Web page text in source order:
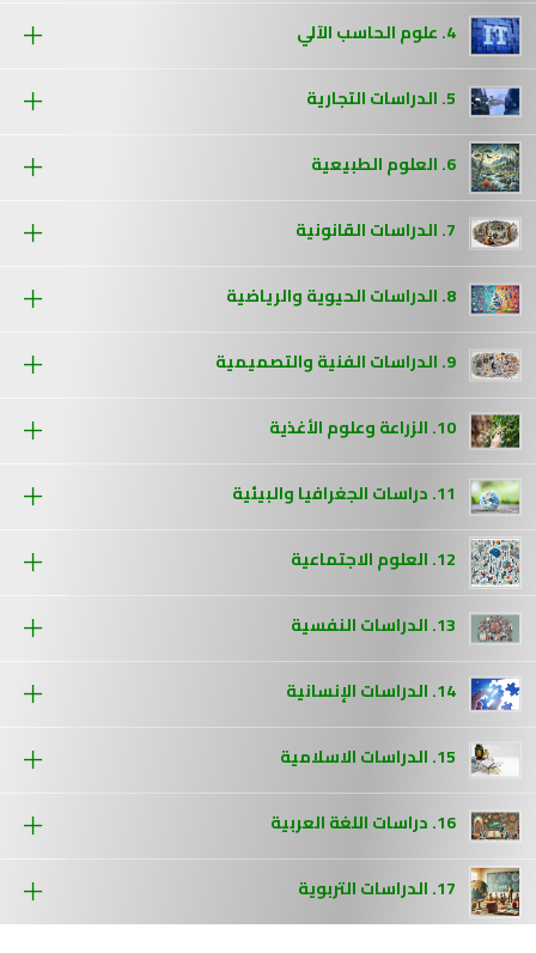
4. علوم الحاسب الآلي
5. الدراسات التجارية
6. العلوم الطبيعية
7. الدراسات القانونية
8. الدراسات الحيوية والرياضية
9. الدراسات الفنية والتصميمية
10. الزراعة وعلوم الأغذية
11. دراسات الجغرافيا والبيئية
12. العلوم الاجتماعية
13. الدراسات النفسية
14. الدراسات الإنسانية
15. الدراسات الاسلامية
16. دراسات اللغة العربية
17. الدراسات التربوية